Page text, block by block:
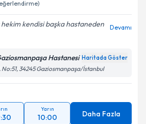
işlenmesine ilişkin
kabul ediyorum.
kendisi başka hastaneden
Devamı
Hastanesi Haritada Göster
No:51, 34245 Gaziosmanpaşa/İstanbul
Yarın
10:00 Daha Fazla